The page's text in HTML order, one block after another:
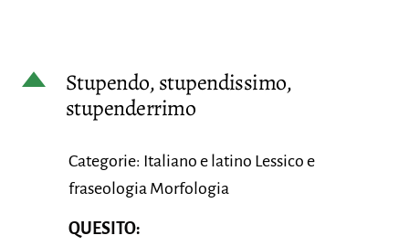
D
Stupendo, stupendissimo,
stupenderrimo
Categorie: Italiano e latino Lessico e
fraseologia Morfologia
QUESITO: